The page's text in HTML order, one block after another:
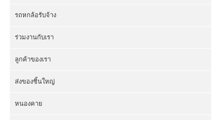
รถหกล้อรับจ้าง
ร่วมงานกับเรา
ลูกค้าของเรา
ส่งของชิ้นใหญ่
หนองคาย